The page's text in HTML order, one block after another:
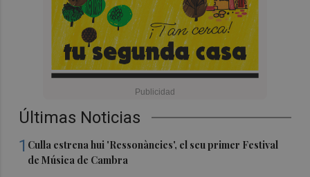
Últimas Noticias
1 Culla estrena hui 'Ressonàncies', el seu primer Festival
de Música de Cambra